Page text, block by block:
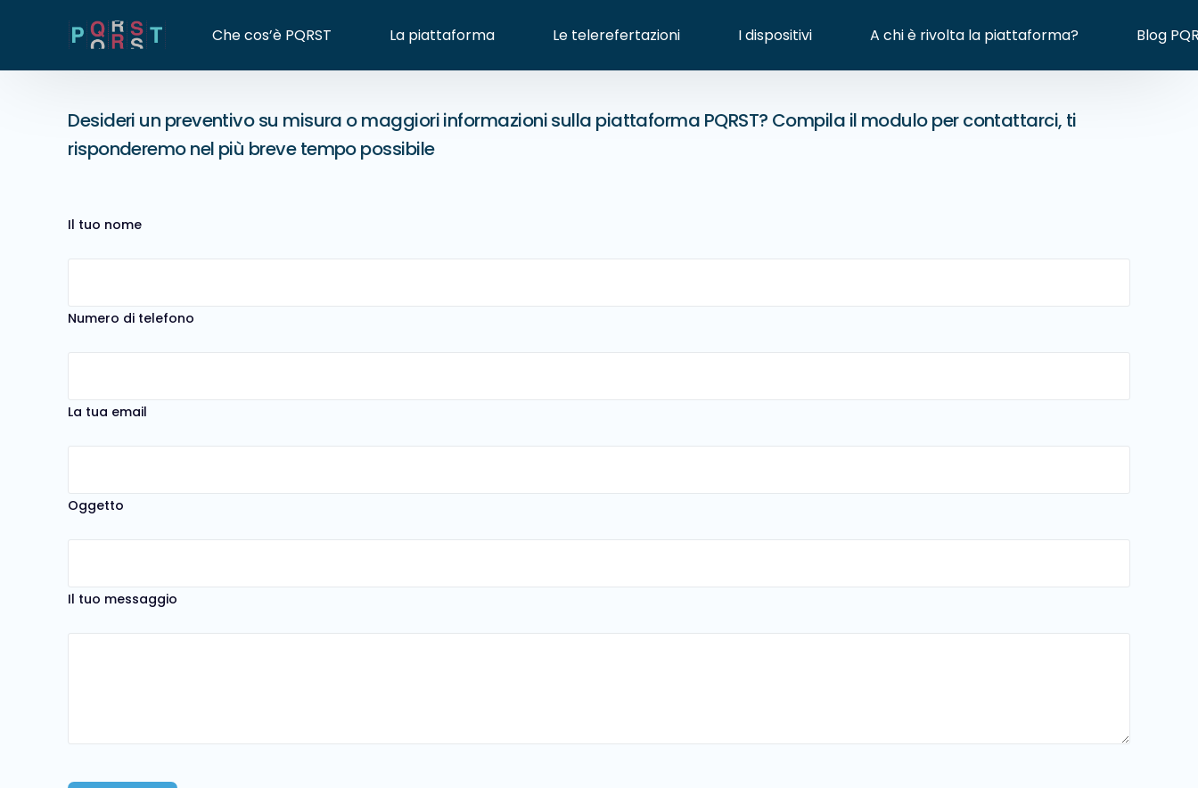
Che cos’è PQRST La piattaforma Le telerefertazioni I dispositivi A chi è rivolta la piattaforma? Blog
Desideri un preventivo su misura o maggiori informazioni sulla piattaforma PQRST? Compila il modulo per contattarci, ti
risponderemo nel più breve tempo possibile
Il tuo nome
Numero di telefono
La tua email
Oggetto
Il tuo messaggio